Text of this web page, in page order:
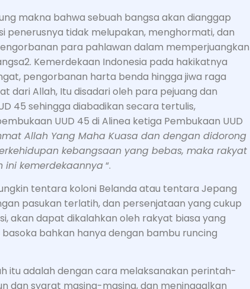
makna bahwa sebuah bangsa akan dianggap
penerusnya tidak melupakan, menghormati, dan
para pahlawan dalam memperjuangkan
Kemerdekaan Indonesia pada hakikatnya
pengorbanan harta benda hingga jiwa raga
dari Allah, Itu disadari oleh para pejuang dan
45 sehingga diabadikan secara tertulis,
UUD 45 di Alinea ketiga Pembukaan UUD
Allah Yang Maha Kuasa dan dengan didorong
kebangsaan yang bebas, maka rakyat
ini kemerdekaannya“.
tentara koloni Belanda atau tentara Jepang
pasukan terlatih, dan persenjataan yang cukup
akan dapat dikalahkan oleh rakyat biasa yang
bahkan hanya dengan bambu runcing
itu adalah dengan cara melaksanakan perintah-
dan syarat masing-masing, dan meninggalkan